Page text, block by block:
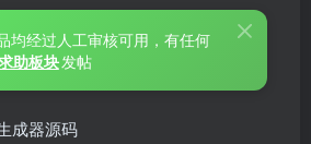
均经过人工审核可用，有任何
助板块发帖
成器源码